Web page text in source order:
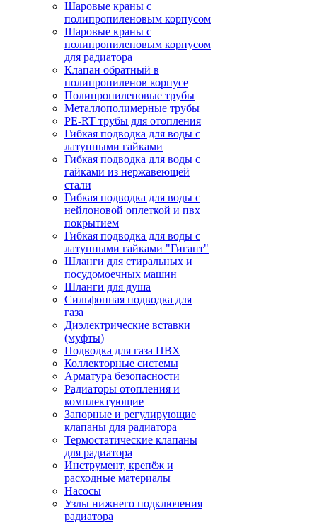
Шаровые краны с
полипропиленовым корпусом
Шаровые краны с
полипропиленовым корпусом
для радиатора
Клапан обратный в
полипропиленов корпусе
Полипропиленовые трубы
Металлополимерные трубы
PE-RT трубы для отопления
Гибкая подводка для воды с
латунными гайками
Гибкая подводка для воды с
гайками из нержавеющей
стали
Гибкая подводка для воды с
нейлоновой оплеткой и пвх
покрытием
Гибкая подводка для воды с
латунными гайками "Гигант"
Шланги для стиральных и
посудомоечных машин
Шланги для душа
Сильфонная подводка для
газа
Диэлектрические вставки
(муфты)
Подводка для газа ПВХ
Коллекторные системы
Арматура безопасности
Радиаторы отопления и
комплектующие
Запорные и регулирующие
клапаны для радиатора
Термостатические клапаны
для радиатора
Инструмент, крепёж и
расходные материалы
Насосы
Узлы нижнего подключения
радиатора